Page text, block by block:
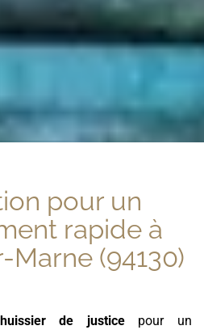
pour un
rapide à
(94130)
huissier de justicepour un